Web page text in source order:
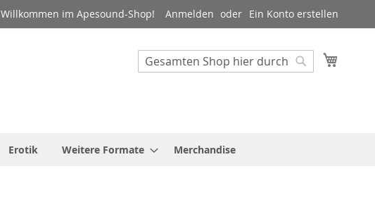
Willkommen im Apesound-Shop! Anmelden Ein Konto erstellen
Suche
Erotik Weitere Formate Merchandise